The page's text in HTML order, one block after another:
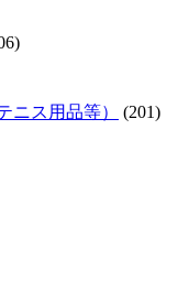
ニス用品等）
(201)